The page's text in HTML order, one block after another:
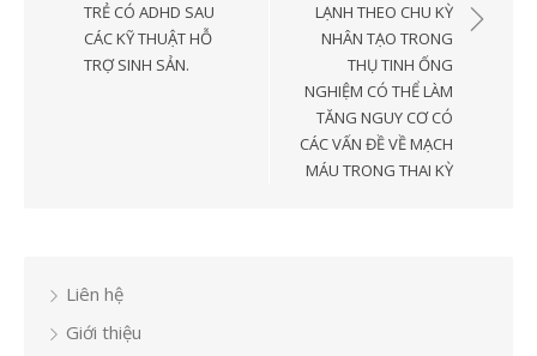
viết
TRẺ CÓ ADHD SAU
CÁC KỸ THUẬT HỖ
TRỢ SINH SẢN.
LẠNH THEO CHU KỲ
NHÂN TẠO TRONG
THỤ TINH ỐNG
NGHIỆM CÓ THỂ LÀM
TĂNG NGUY CƠ CÓ
CÁC VẤN ĐỀ VỀ MẠCH
MÁU TRONG THAI KỲ
Liên hệ
Giới thiệu